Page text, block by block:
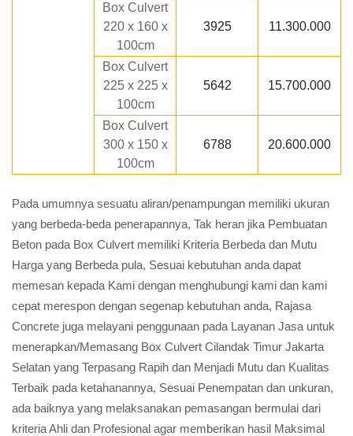
Box Culvert
220 x 160 x
100cm
3925 11.300.000
Box Culvert
225 x 225 x
100cm
5642 15.700.000
Box Culvert
300 x 150 x
100cm
6788 20.600.000
Pada umumnya sesuatu aliran/penampungan memiliki ukuran
yang berbeda-beda penerapannya, Tak heran jika Pembuatan
Beton pada Box Culvert memiliki Kriteria Berbeda dan Mutu
Harga yang Berbeda pula, Sesuai kebutuhan anda dapat
memesan kepada Kami dengan menghubungi kami dan kami
cepat merespon dengan segenap kebutuhan anda, Rajasa
Concrete juga melayani penggunaan pada Layanan Jasa untuk
menerapkan/Memasang Box Culvert Cilandak Timur Jakarta
Selatan yang Terpasang Rapih dan Menjadi Mutu dan Kualitas
Terbaik pada ketahanannya, Sesuai Penempatan dan unkuran,
ada baiknya yang melaksanakan pemasangan bermulai dari
kriteria Ahli dan Profesional agar memberikan hasil Maksimal